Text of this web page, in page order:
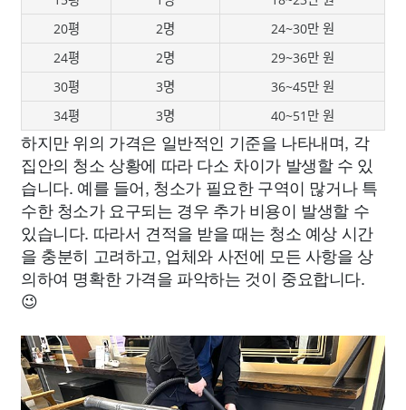
20평
2명
24~30만 원
24평
2명
29~36만 원
30평
3명
36~45만 원
34평
3명 40~51만 원
하지만 위의 가격은 일반적인 기준을 나타내며, 각
집안의 청소 상황에 따라 다소 차이가 발생할 수 있
습니다. 예를 들어, 청소가 필요한 구역이 많거나 특
수한 청소가 요구되는 경우 추가 비용이 발생할 수
있습니다. 따라서 견적을 받을 때는 청소 예상 시간
을 충분히 고려하고, 업체와 사전에 모든 사항을 상
의하여 명확한 가격을 파악하는 것이 중요합니다.
😉